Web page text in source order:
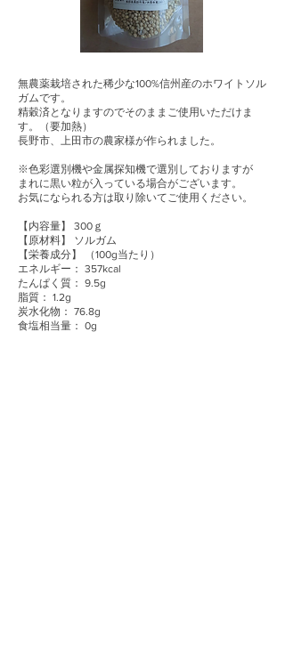
無農薬栽培された稀少な100%信州産のホワイトソル
ガムです。
精穀済となりますのでそのままご使用いただけま
す。（要加熱）
長野市、上田市の農家様が作られました。
※色彩選別機や金属探知機で選別しておりますが
まれに黒い粒が入っている場合がございます。
お気になられる方は取り除いてご使用ください。
【内容量】 300ｇ
【原材料】 ソルガム
【栄養成分】 （100g当たり）
エネルギー： 357kcal
たんぱく質： 9.5g
脂質： 1.2g
炭水化物： 76.8g
食塩相当量： 0g